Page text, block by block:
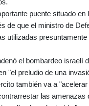
puente situado
de que el ministro de
utilizadas presuntamente
el bombardeo israelí
"el preludio de una
también va a
las